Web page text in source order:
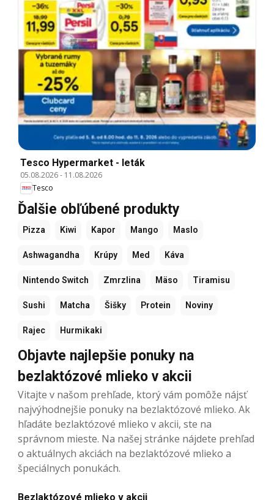
Tesco Hypermarket - leták
05.08.2026- 11.08.2026
Tesco
Ďalšie obľúbené produkty
Pizza Kiwi Kapor Mango Maslo
Ashwagandha Krúpy Med Káva
Nintendo Switch Zmrzlina Mäso Tiramisu
Sushi Matcha Šišky Protein Noviny
Rajec Hurmikaki
Objavte najlepšie ponuky na
bezlaktózové mlieko v akcii
Vitajte v našom prehľade, ktorý vám pomôže nájsť
najvýhodnejšie ponuky na bezlaktózové mlieko. Ak
hľadáte bezlaktózové mlieko v akcii, ste na
správnom mieste. Na našej stránke nájdete prehľad
o aktuálnych akciách na bezlaktózové mlieko a
špeciálnych ponukách.
Bezlaktózové mlieko v akcii